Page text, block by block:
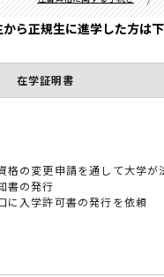
ら正規生に進学した方は下
在学証明書
格の変更申請を通して大学が
書の発行
に入学許可書の発行を依頼